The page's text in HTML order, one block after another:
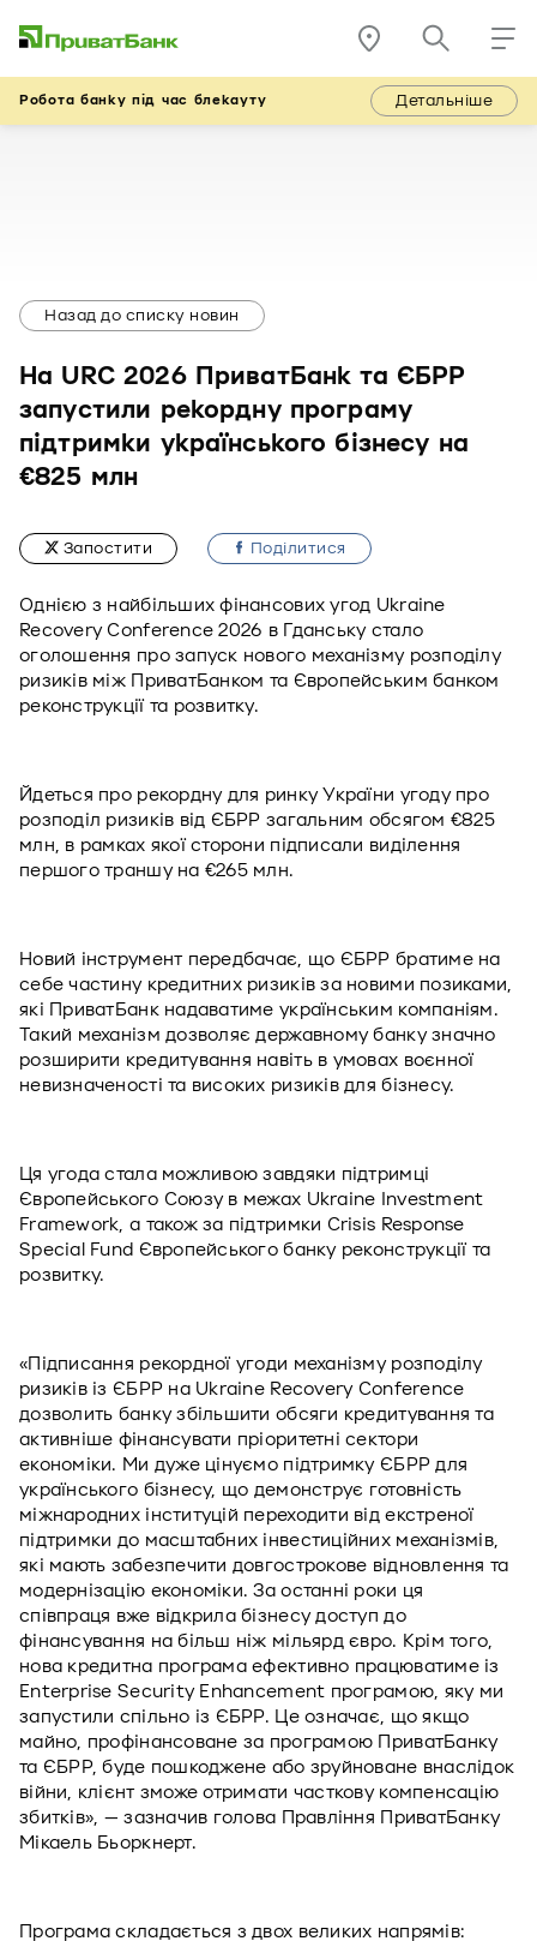
Робота банку під час блекауту Детальніше
Назад до списку новин
На URC 2026 ПриватБанк та ЄБРР
запустили рекордну програму
підтримки українського бізнесу на
€825 млн
Запостити Подiлитися
Однією з найбільших фінансових угод Ukraine
Recovery Conference 2026 в Гданську стало
оголошення про запуск нового механізму розподілу
ризиків між ПриватБанком та Європейським банком
реконструкції та розвитку.
Йдеться про рекордну для ринку України угоду про
розподіл ризиків від ЄБРР загальним обсягом €825
млн, в рамках якої сторони підписали виділення
першого траншу на €265 млн.
Новий інструмент передбачає, що ЄБРР братиме на
себе частину кредитних ризиків за новими позиками,
які ПриватБанк надаватиме українським компаніям.
Такий механізм дозволяє державному банку значно
розширити кредитування навіть в умовах воєнної
невизначеності та високих ризиків для бізнесу.
Ця угода стала можливою завдяки підтримці
Європейського Союзу в межах Ukraine Investment
Framework, а також за підтримки Crisis Response
Special Fund Європейського банку реконструкції та
розвитку.
«Підписання рекордної угоди механізму розподілу
ризиків із ЄБРР на Ukraine Recovery Conference
дозволить банку збільшити обсяги кредитування та
активніше фінансувати пріоритетні сектори
економіки. Ми дуже цінуємо підтримку ЄБРР для
українського бізнесу, що демонструє готовність
міжнародних інституцій переходити від екстреної
підтримки до масштабних інвестиційних механізмів,
які мають забезпечити довгострокове відновлення та
модернізацію економіки. За останні роки ця
співпраця вже відкрила бізнесу доступ до
фінансування на більш ніж мільярд євро. Крім того,
нова кредитна програма ефективно працюватиме із
Enterprise Security Enhancement програмою, яку ми
запустили спільно із ЄБРР. Це означає, що якщо
майно, профінансоване за програмою ПриватБанку
та ЄБРР, буде пошкоджене або зруйноване внаслідок
війни, клієнт зможе отримати часткову компенсацію
збитків», — зазначив голова Правління ПриватБанку
Мікаель Бьоркнерт.
Програма складається з двох великих напрямів: